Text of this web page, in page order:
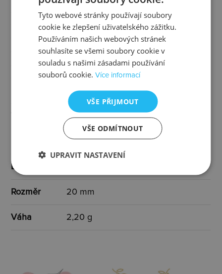
Osazení diamant, topaz
Specifikace
osazení
1 x diamant I3/H 0,01 ct
ženy
s kamínkem
zlatá, čirá, bílá
Délka
Rozměr 20 mm
Váha 2,20 g
Tyto webové stránky používají soubory
cookie ke zlepšení uživatelského zážitku.
Používáním našich webových stránek
souhlasíte se všemi soubory cookie v
souladu s našimi zásadami používání
souborů cookie.Více informací
VŠE PŘIJMOUT
VŠE ODMÍTNOUT
UPRAVIT NASTAVENÍ